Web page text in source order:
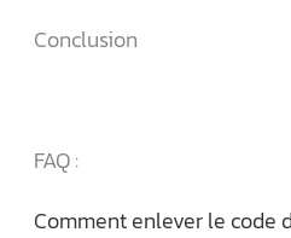
Conclusion
FAQ :
Comment enlever le code